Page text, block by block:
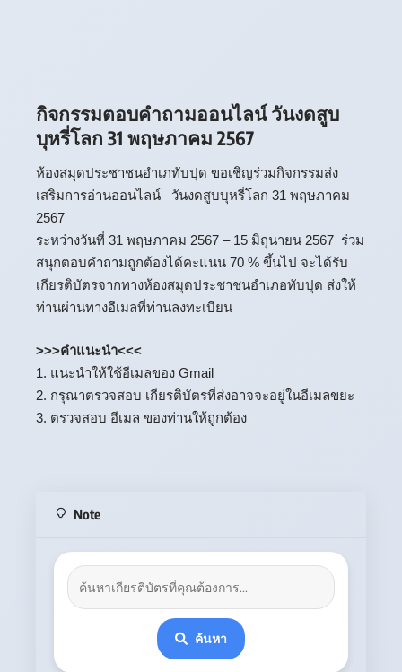
กิจกรรมตอบคำถามออนไลน์วันงดสูบ
บุหรี่โลก 31 พฤษภาคม 2567
ห้องสมุดประชาชนอำเภทับปุด ขอเชิญร่วมกิจกรรมส่ง
เสริมการอ่านออนไลน์ วันงดสูบบุหรี่โลก 31 พฤษภาคม
2567
ระหว่างวันที่ 31 พฤษภาคม 2567 – 15 มิถุนายน 2567 ร่วม
สนุกตอบคำถามถูกต้องได้คะแนน 70 % ขึ้นไป จะได้รับ
เกียรติบัตรจากทางห้องสมุดประชาชนอำเภอทับปุด ส่งให้
ท่านผ่านทางอีเมลที่ท่านลงทะเบียน
>>>คำแนะนำ<<<
1. แนะนำให้ใช้อีเมลของ Gmail
2. กรุณาตรวจสอบ เกียรติบัตรที่ส่งอาจจะอยู่ในอีเมลขยะ
3. ตรวจสอบ อีเมล ของท่านให้ถูกต้อง
Note
ค้นหา